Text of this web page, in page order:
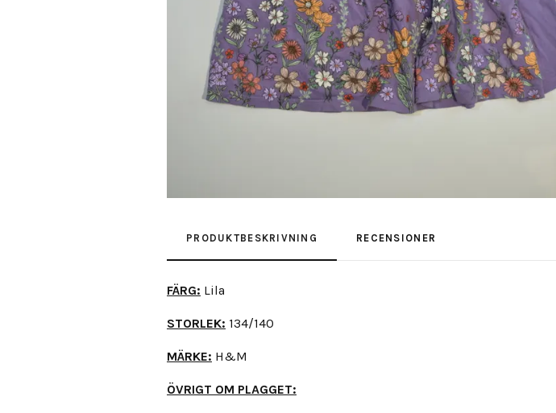
PRODUKTBESKRIVNING RECENSIONER
FÄRG: Lila
STORLEK: 134/140
MÄRKE: H&M
ÖVRIGT OM PLAGGET: